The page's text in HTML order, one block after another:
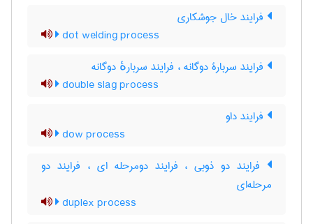
فرایند خال جوشکاری
dot welding process
فرایند سربارۀ دوگانه ، فرایند سربارهٔ دوگانه
double slag process
فرایند داو
dow process
فرایند دو ذوبی ، فرایند دومرحله ای ، فرایند دو
مرحله‌ای
duplex process